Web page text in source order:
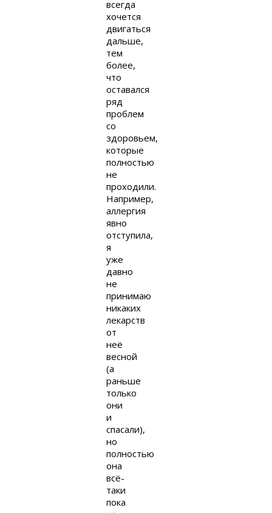
всегда
хочется
двигаться
дальше,
тем
более,
что
оставался
ряд
проблем
со
здоровьем,
которые
полностью
не
проходили.
Например,
аллергия
явно
отступила,
я
уже
давно
не
принимаю
никаких
лекарств
от
неё
весной
(а
раньше
только
они
и
спасали),
но
полностью
она
всё-
таки
пока